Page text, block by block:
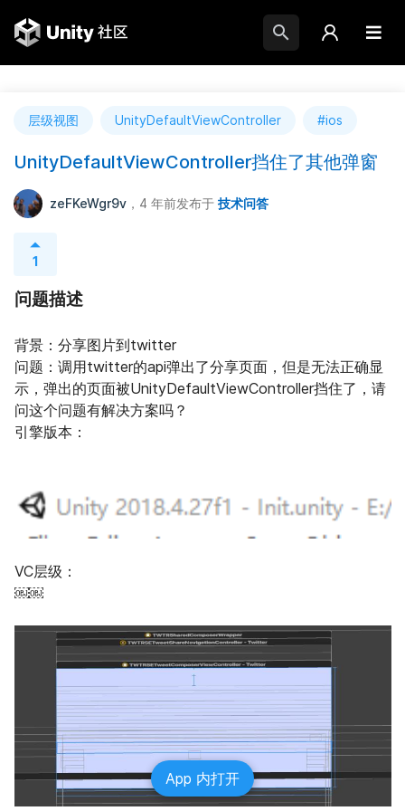
层级视图 UnityDefaultViewController #ios
UnityDefaultViewController挡住了其他弹窗
zeFKeWgr9v ，4 年前发布于 技术问答
1
问题描述
背景：分享图片到twitter
问题：调用twitter的api弹出了分享页面，但是无法正确显
示，弹出的页面被UnityDefaultViewController挡住了，请
问这个问题有解决方案吗？
引擎版本：
VC层级：
￼￼
App 内打开